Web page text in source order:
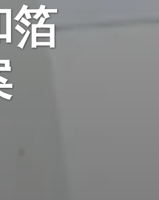
箔